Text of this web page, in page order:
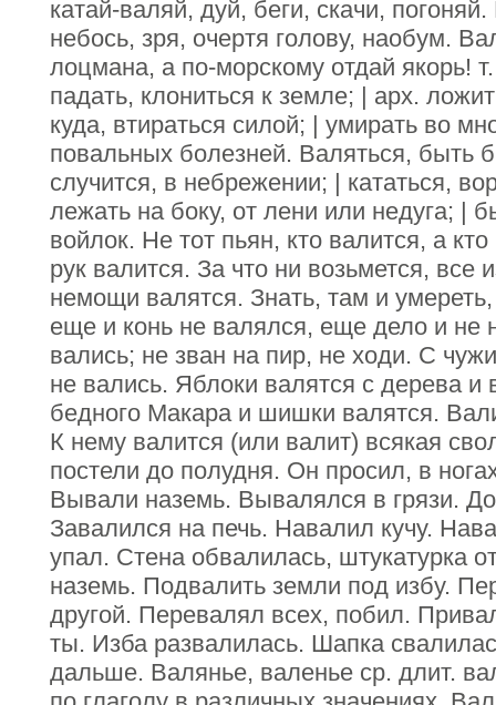
катай-валяй, дуй, беги, скачи,
небось, зря, очертя голову, наобум.
лоцмана, а по-морскому отдай якорь!
падать, клониться к земле; | арх.
куда, втираться силой; | умирать во
повальных болезней. Валяться, быть
случится, в небрежении; | кататься,
лежать на боку, от лени или недуга; |
войлок. Не тот пьян, кто валится, а
рук валится. За что ни возьмется, все
немощи валятся. Знать, там и
еще и конь не валялся, еще дело и не
вались; не зван на пир, не ходи. С
не вались. Яблоки валятся с дерева
бедного Макара и шишки валятся.
К нему валится (или валит) всякая
постели до полудня. Он просил, в
Вывали наземь. Вывалялся в грязи.
Завалился на печь. Навалил кучу.
упал. Стена обвалилась, штукатурка
наземь. Подвалить земли под избу.
другой. Перевалял всех, побил.
ты. Изба развалилась. Шапка
дальше. Валянье, валенье ср. длит.